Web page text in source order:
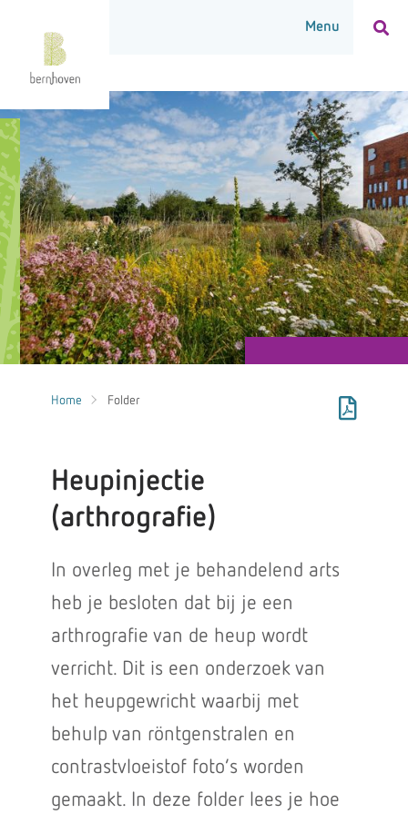
Home Folder
Heupinjectie
(arthrografie)
In overleg met je behandelend arts
heb je besloten dat bij je een
arthrografie van de heup wordt
verricht. Dit is een onderzoek van
het heupgewricht waarbij met
behulp van röntgenstralen en
contrastvloeistof foto’s worden
gemaakt. In deze folder lees je hoe